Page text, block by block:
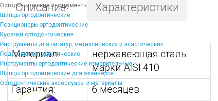
Ортодонтические инструменты
Щипцы ортодонтические
Позиционеры ортодонтические
Кусачки ортодонтические
Инструменты для лигатур, металлических и эластических
Подставки ортодонтические
Инструменты ортодонтические измерительные
Щипцы ортодонтические для элайнеров
Ортодонтические аксессуары и материалы
Описание Характеристики
Материал:
нержавеющая сталь
марки AISI 410
Гарантия:
6 месяцев